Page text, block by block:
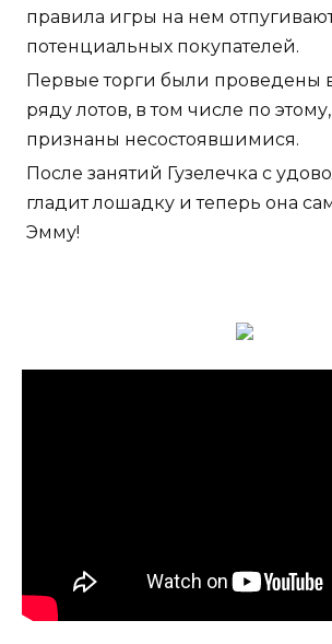
правила игры на нем
потенциальных покупателей.
Первые торги были проведены
ряду лотов, в том числе по
признаны несостоявшимися.
После занятий Гузелечка с
гладит лошадку и теперь она
Эмму!